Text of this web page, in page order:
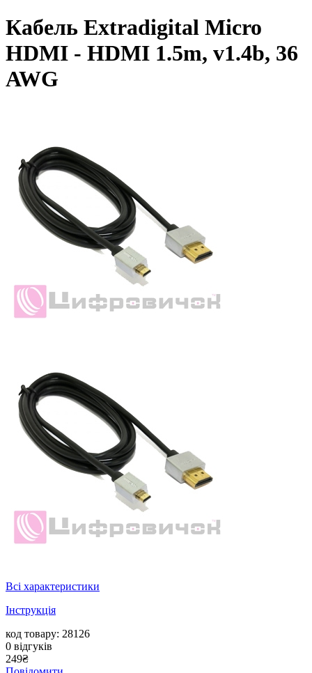
Кабель Extradigital Micro
HDMI - HDMI 1.5m, v1.4b, 36
AWG
Всі характеристики
Інструкція
код товару: 28126
0 відгуків
249₴